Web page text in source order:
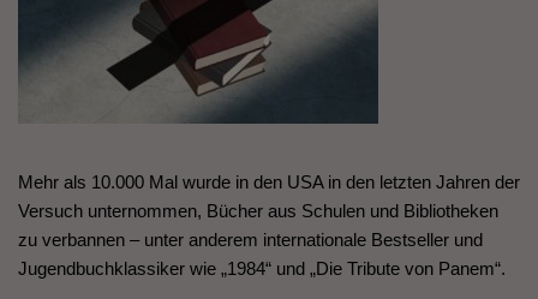
Mehr als 10.000 Mal wurde in den USA in den letzten Jahren der
Versuch unternommen, Bücher aus Schulen und Bibliotheken
zu verbannen – unter anderem internationale Bestseller und
Jugendbuchklassiker wie „1984“ und „Die Tribute von Panem“.